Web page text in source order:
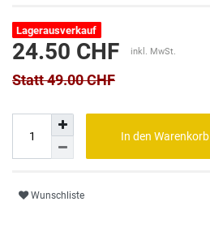
Lagerausverkauf
Statt 49.00 CHF
24.50 CHF inkl. MwSt.
In den Warenkorb
Wunschliste